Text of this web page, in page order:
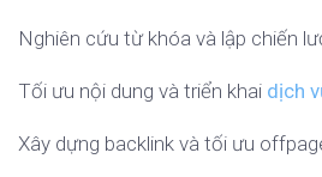
Nghiên cứu từ khóa và lập chiến
Tối ưu nội dung và triển khai dịch
Xây dựng backlink và tối ưu